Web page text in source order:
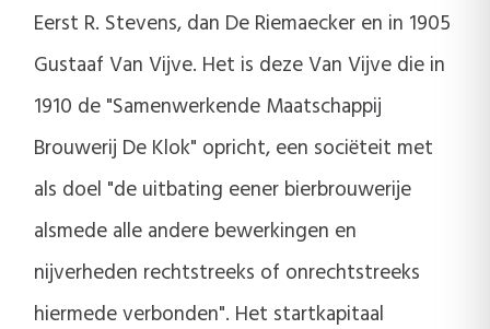
Eerst R. Stevens, dan De Riemaecker en in 1905
Gustaaf Van Vijve. Het is deze Van Vijve die in
1910 de "Samenwerkende Maatschappij
Brouwerij De Klok" opricht, een sociëteit met
als doel "de uitbating eener bierbrouwerije
alsmede alle andere bewerkingen en
nijverheden rechtstreeks of onrechtstreeks
hiermede verbonden". Het startkapitaal